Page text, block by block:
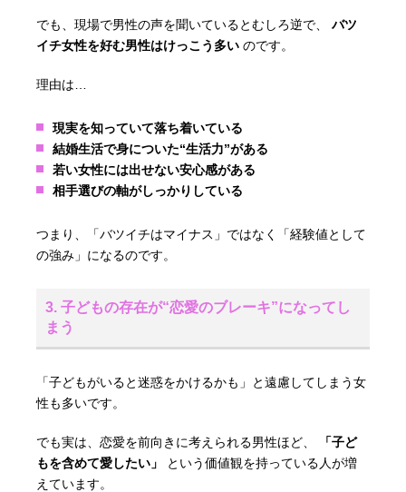
でも、現場で男性の声を聞いているとむしろ逆で、バツ
イチ女性を好む男性はけっこう多い のです。
理由は…
現実を知っていて落ち着いている
結婚生活で身についた“生活力”がある
若い女性には出せない安心感がある
相手選びの軸がしっかりしている
つまり、「バツイチはマイナス」ではなく「経験値として
の強み」になるのです。
3. 子どもの存在が“恋愛のブレーキ”になってし
まう
「子どもがいると迷惑をかけるかも」と遠慮してしまう女
性も多いです。
でも実は、恋愛を前向きに考えられる男性ほど、
「子ど
もを含めて愛したい」
という価値観を持っている人が増
えています。